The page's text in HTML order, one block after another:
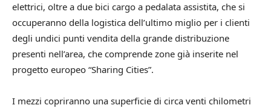
elettrici, oltre a due bici cargo a pedalata assistita, che si
occuperanno della logistica dell’ultimo miglio per i clienti
degli undici punti vendita della grande distribuzione
presenti nell’area, che comprende zone già inserite nel
progetto europeo “Sharing Cities”.
I mezzi copriranno una superficie di circa venti chilometri